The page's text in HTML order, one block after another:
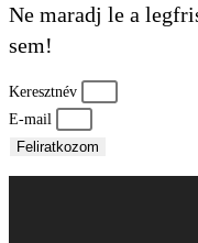
Ne maradj le a
sem!
Keresztnév
E-mail
Feliratkozom